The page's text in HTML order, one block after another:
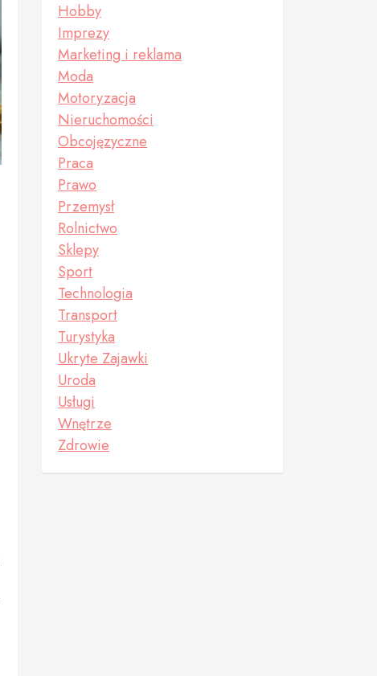
Hobby
Imprezy
Marketing i reklama
Moda
Motoryzacja
Nieruchomości
Obcojęzyczne
Praca
Prawo
Przemysł
Rolnictwo
Sklepy
Sport
Technologia
Transport
Turystyka
Ukryte Zajawki
Uroda
Usługi
Wnętrze
Zdrowie